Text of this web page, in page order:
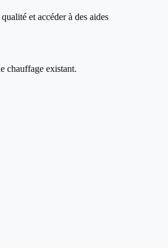
et accéder à des aides
chauffage existant.